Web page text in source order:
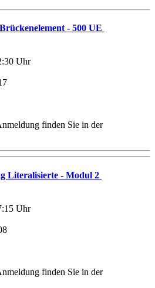
- 500 UE
Uhr
finden Sie in der
Literalisierte - Modul 2
Uhr
finden Sie in der